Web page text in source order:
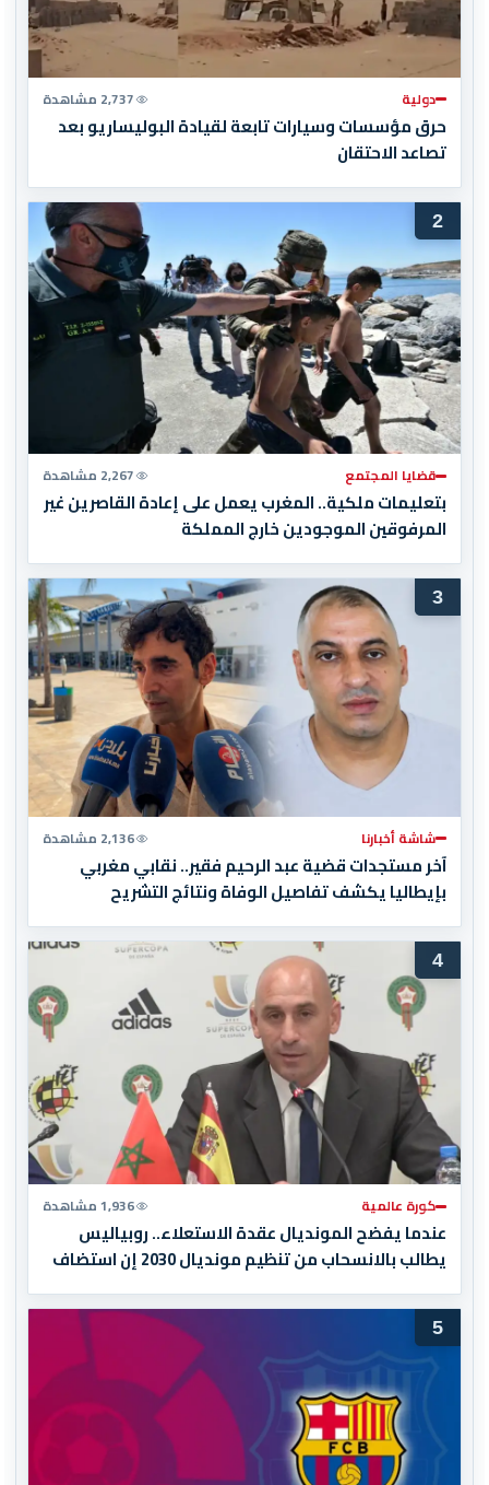
دولية 2,737 مشاهدة
حرق مؤسسات وسيارات تابعة لقيادة البوليساريو بعد
تصاعد الاحتقان
2
قضايا المجتمع 2,267 مشاهدة
بتعليمات ملكية.. المغرب يعمل على إعادة القاصرين غير
المرفوقين الموجودين خارج المملكة
3
شاشة أخبارنا 2,136 مشاهدة
آخر مستجدات قضية عبد الرحيم فقير.. نقابي مغربي
بإيطاليا يكشف تفاصيل الوفاة ونتائج التشريح
4
كورة عالمية 1,936 مشاهدة
عندما يفضح المونديال عقدة الاستعلاء.. روبياليس
يطالب بالانسحاب من تنظيم مونديال 2030 إن استضاف
المغرب المباراة النهائية!
5